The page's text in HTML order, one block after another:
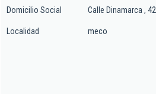
Domicilio Social Calle Dinamarca , 42
Localidad meco